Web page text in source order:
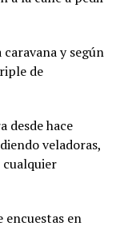
caravana y según
de
desde hace
veladoras,
cualquier
en